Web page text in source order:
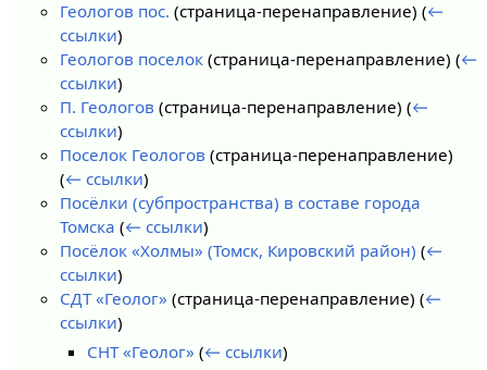
Геологов пос. (страница-перенаправление)(←
ссылки)
Геологов поселок (страница-перенаправление)(←
ссылки)
П. Геологов (страница-перенаправление)(←
ссылки)
Поселок Геологов (страница-перенаправление)
(← ссылки)
Посёлки (субпространства) в составе города
Томска (← ссылки)
Посёлок «Холмы» (Томск, Кировский район) (←
ссылки)
СДТ «Геолог» (страница-перенаправление)(←
ссылки)
СНТ «Геолог» (← ссылки)